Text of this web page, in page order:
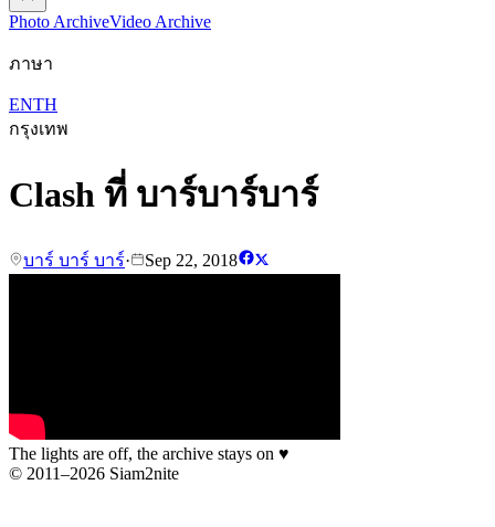
Photo ArchiveVideo Archive
ภาษา
ENTH
กรุงเทพ
Clash ที่ บาร์บาร์บาร์
บาร์ บาร์ บาร์· Sep 22, 2018
The lights are off, the archive stays on ♥
© 2011–2026 Siam2nite